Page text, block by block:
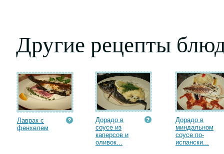
Другие рецепты
Лаврак с
фенхелем
Дорадо в
соусе из
каперсов и
оливок...
Дорадо в
миндальном
соусе по-
испански...